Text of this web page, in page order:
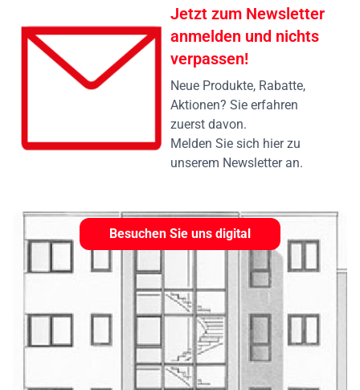
Jetzt zum Newsletter
anmelden und nichts
verpassen!
Neue Produkte, Rabatte,
Aktionen? Sie erfahren
zuerst davon.
Melden Sie sich hier zu
unserem Newsletter an.
Besuchen Sie uns digital